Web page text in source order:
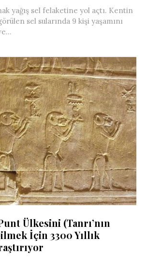
yağış sel felaketine yol açtı. Kentin
sel sularında 9 kişi yaşamını
Ülkesini (Tanrı’nın
İçin 3300 Yıllık